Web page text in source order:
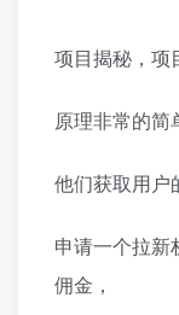
项目揭秘，项
原理非常的简
他们获取用户
申请一个拉新
佣金，